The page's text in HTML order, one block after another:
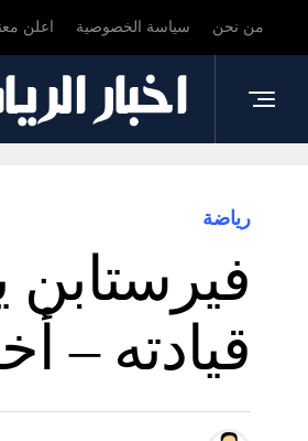
من نحن سياسة الخصوصية اعلن
رياضة
قيادته –